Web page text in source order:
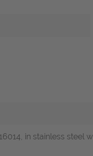
in stainless